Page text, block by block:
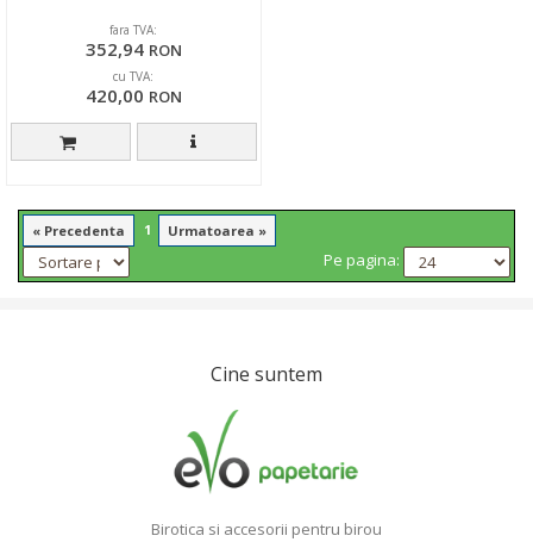
fara TVA:
352,94 RON
cu TVA:
420,00 RON
« Precedenta 1 Urmatoarea »
Pe pagina:
Cine suntem
Birotica si accesorii pentru birou